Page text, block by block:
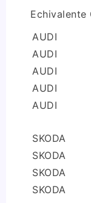
Echivalente
AUDI
AUDI
AUDI
AUDI
AUDI
SKODA
SKODA
SKODA
SKODA